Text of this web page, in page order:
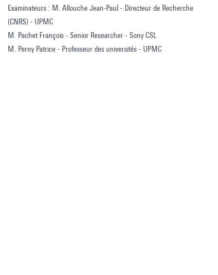
Examinateurs : M. Allouche Jean-Paul - Directeur de Recherche
(CNRS) - UPMC
M. Pachet François - Senior Researcher - Sony CSL
M. Perny Patrice - Professeur des universités - UPMC